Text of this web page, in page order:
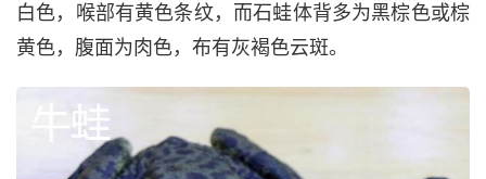
白色，喉部有黄色条纹，而石蛙体背多为黑棕色或棕
黄色，腹面为肉色，布有灰褐色云斑。